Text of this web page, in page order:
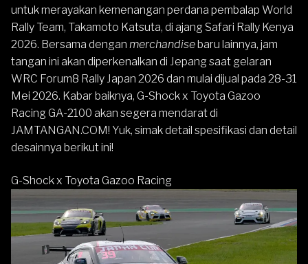
untuk merayakan kemenangan perdana pembalap World
Rally Team, Takamoto Katsuta, di ajang Safari Rally Kenya
2026. Bersama dengan merchandisebaru lainnya, jam
tangan ini akan diperkenalkan di Jepang saat gelaran
WRC Forum8 Rally Japan 2026 dan mulai dijual pada 28-31
Mei 2026. Kabar baiknya, G-Shock x Toyota Gazoo
Racing GA-2100 akan segera mendarat di
JAMTANGAN.COM! Yuk, simak detail spesifikasi dan detail
desainnya berikut ini!
G-Shock x Toyota Gazoo Racing